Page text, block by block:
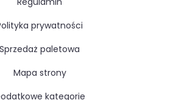
polityka prywatności
sprzedaż paletowa
mapa strony
dodatkowe kategorie